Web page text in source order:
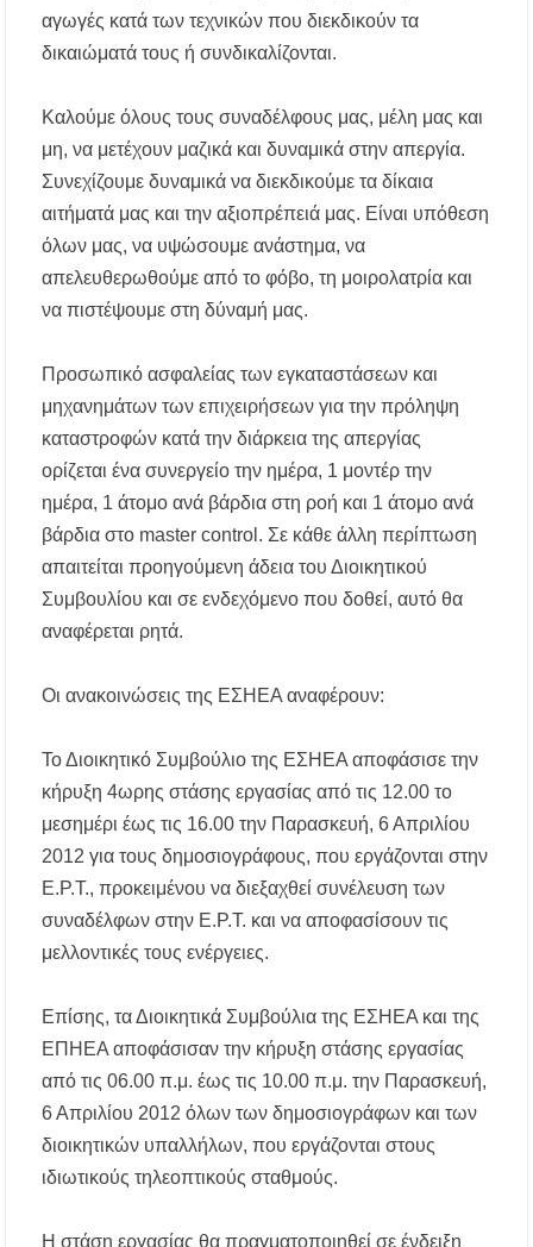
χαμηλή βλάστηση στην περιοχή του Πόρτο
Καρράς
ΗΜΩΝ ΙΗΣΟΥ ΧΡΙΣΤΟΥ ΣΤΟ
ΠΛΑΤΑΝΟΧΩΡΙ ΚΑΙ ΣΤΗ ΣΑΡΑΚΗΝΑ
αγωγές κατά των τεχνικών που διεκδικούν τα
δικαιώματά τους ή συνδικαλίζονται.
Καλούμε όλους τους συναδέλφους μας, μέλη μας και
μη, να μετέχουν μαζικά και δυναμικά στην απεργία.
Συνεχίζουμε δυναμικά να διεκδικούμε τα δίκαια
αιτήματά μας και την αξιοπρέπειά μας. Είναι υπόθεση
όλων μας, να υψώσουμε ανάστημα, να
απελευθερωθούμε από το φόβο, τη μοιρολατρία και
να πιστέψουμε στη δύναμή μας.
Προσωπικό ασφαλείας των εγκαταστάσεων και
μηχανημάτων των επιχειρήσεων για την πρόληψη
καταστροφών κατά την διάρκεια της απεργίας
ορίζεται ένα συνεργείο την ημέρα, 1 μοντέρ την
ημέρα, 1 άτομο ανά βάρδια στη ροή και 1 άτομο ανά
βάρδια στο master control. Σε κάθε άλλη περίπτωση
απαιτείται προηγούμενη άδεια του Διοικητικού
Συμβουλίου και σε ενδεχόμενο που δοθεί, αυτό θα
αναφέρεται ρητά.
Οι ανακοινώσεις της ΕΣΗΕΑ αναφέρουν:
Το Διοικητικό Συμβούλιο της ΕΣΗΕΑ αποφάσισε την
κήρυξη 4ωρης στάσης εργασίας από τις 12.00 το
μεσημέρι έως τις 16.00 την Παρασκευή, 6 Απριλίου
2012 για τους δημοσιογράφους, που εργάζονται στην
Ε.Ρ.Τ., προκειμένου να διεξαχθεί συνέλευση των
συναδέλφων στην Ε.Ρ.Τ. και να αποφασίσουν τις
μελλοντικές τους ενέργειες.
Επίσης, τα Διοικητικά Συμβούλια της ΕΣΗΕΑ και της
ΕΠΗΕΑ αποφάσισαν την κήρυξη στάσης εργασίας
από τις 06.00 π.μ. έως τις 10.00 π.μ. την Παρασκευή,
6 Απριλίου 2012 όλων των δημοσιογράφων και των
διοικητικών υπαλλήλων, που εργάζονται στους
ιδιωτικούς τηλεοπτικούς σταθμούς.
Η στάση εργασίας θα πραγματοποιηθεί σε ένδειξη